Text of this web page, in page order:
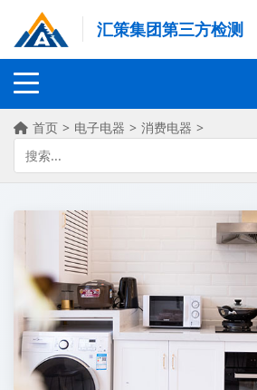
汇策集团第三方检测
首页 > 电子电器 > 消费电器 >